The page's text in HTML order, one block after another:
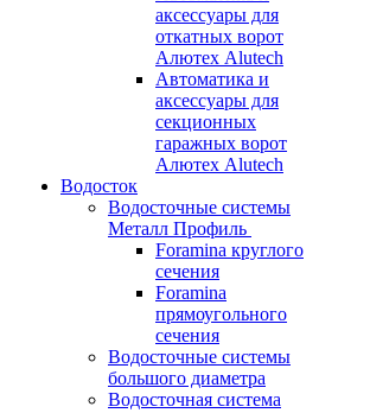
аксессуары для
откатных ворот
Алютех Alutech
Автоматика и
аксессуары для
секционных
гаражных ворот
Алютех Alutech
Водосток
Водосточные системы
Металл Профиль
Foramina круглого
сечения
Foramina
прямоугольного
сечения
Водосточные системы
большого диаметра
Водосточная система